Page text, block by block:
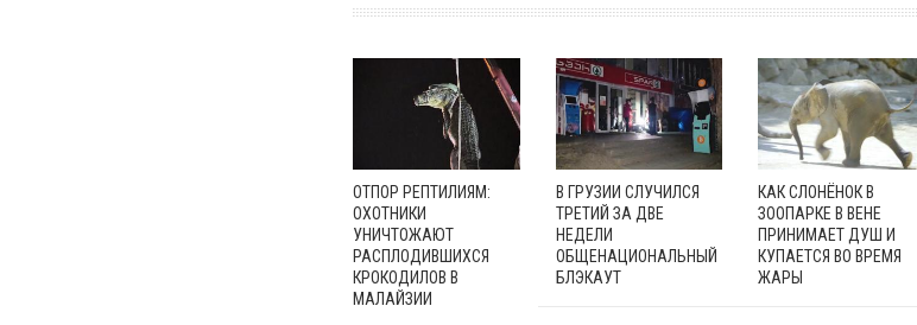
ОТПОР РЕПТИЛИЯМ:
ОХОТНИКИ
УНИЧТОЖАЮТ
РАСПЛОДИВШИХСЯ
КРОКОДИЛОВ В
МАЛАЙЗИИ
В ГРУЗИИ СЛУЧИЛСЯ
ТРЕТИЙ ЗА ДВЕ
НЕДЕЛИ
ОБЩЕНАЦИОНАЛЬНЫЙ
БЛЭКАУТ
КАК СЛОНЁНОК В
ЗООПАРКЕ В ВЕНЕ
ПРИНИМАЕТ ДУШ И
КУПАЕТСЯ ВО ВРЕМЯ
ЖАРЫ